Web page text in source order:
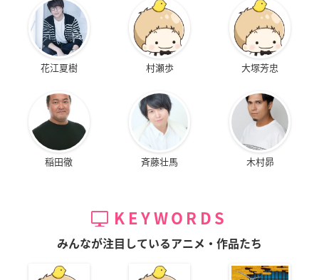
花江夏樹 村瀬歩 大塚芳忠
稲田徹 斉藤壮馬 木村昴
KEYWORDS
みんなが注目しているアニメ・作品たち